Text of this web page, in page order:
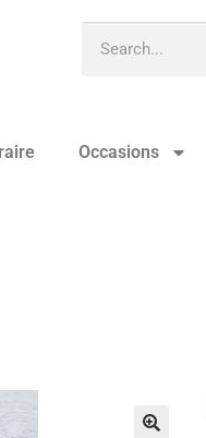
Occasions